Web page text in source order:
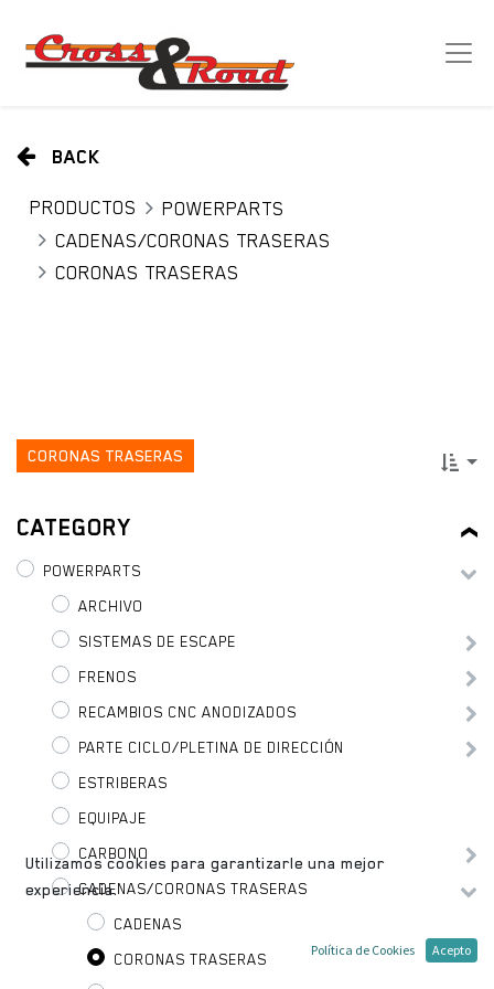
BACK
PRODUCTOS
POWERPARTS
CADENAS/CORONAS TRASERAS
CORONAS TRASERAS
CORONAS TRASERAS
CATEGORY
POWERPARTS
ARCHIVO
SISTEMAS DE ESCAPE
FRENOS
RECAMBIOS CNC ANODIZADOS
PARTE CICLO/PLETINA DE DIRECCIÓN
ESTRIBERAS
EQUIPAJE
CARBONO
CADENAS/CORONAS TRASERAS
CADENAS
CORONAS TRASERAS
Utilizamos cookies para garantizarle una mejor
experiencia.
Política de Cookies Acepto